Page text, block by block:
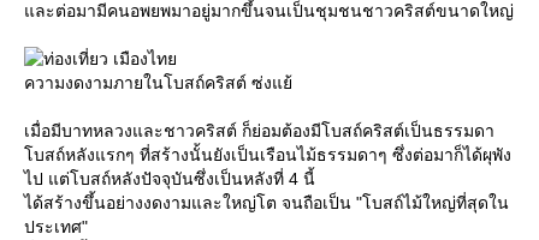
ละต่อมามีคนอพยพมาอยู่มากขึ้นจนเป็นชุมชนชาวคริสต์ขนาดใหญ่
ความงดงามภายในโบสถ์คริสต์ ซ่งแย้
เมื่อมีบาทหลวงและชาวคริสต์ ก็ย่อมต้องมีโบสถ์คริสต์เป็นธรรมดา
บสถ์หลังแรกๆ ที่สร้างนั้นยังเป็นเรือนไม้ธรรมดาๆ ซึ่งต่อมาก็ได้ผุพัง
ไป แต่โบสถ์หลังปัจจุบันซึ่งเป็นหลังที่ 4 นี้
ได้สร้างขึ้นอย่างงดงามและใหญ่โต จนถือเป็น "โบสถ์ไม้ใหญ่ที่สุดใน
ประเทศ"